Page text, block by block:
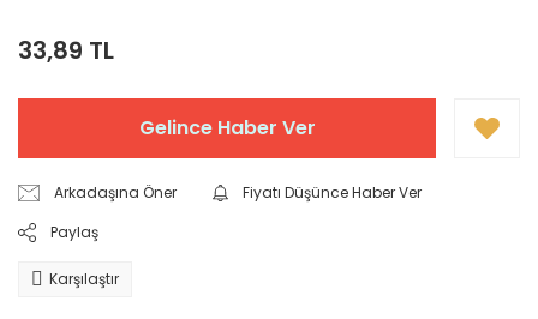
33,89 TL
Gelince Haber Ver
Arkadaşına Öner
Fiyatı Düşünce Haber Ver
Paylaş
Karşılaştır